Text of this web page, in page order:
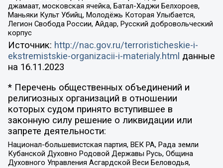
джамаат, московская ячейка, Батал-Хаджи Белхороев,
Маньяки Культ Убийц, Молодёжь Которая Улыбается,
Легион Свобода России, Айдар, Русский добровольческий
корпус
Источник: http://nac.gov.ru/terroristicheskie-i-
ekstremistskie-organizacii-i-materialy.html данные
на 16.11.2023
* Перечень общественных объединений и
религиозных организаций в отношении
которых судом принято вступившее в
законную силу решение о ликвидации или
запрете деятельности:
Национал-большевистская партия, ВЕК РА, Рада земли
Кубанской Духовно Родовой Державы Русь, Община
Духовного Управления Асгардской Веси Беловодья,